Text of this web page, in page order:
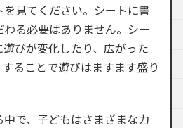
見てください。シートに書
る必要はありません。シー
びが変化したり、広がった
ることで遊びはますます盛り
で、子どもはさまざまな力